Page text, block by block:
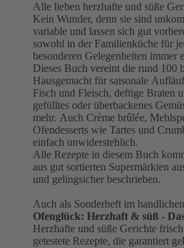
Alle lieben herzhafte und süße
Kein Wunder, denn sie sind
variable und lassen sich gut
sowohl in der Familienküche für
besonderen Gelegenheiten immer
Dieses Buch vereint die rund 100
Hausgemacht für saisonale
Fisch und Fleisch, deftige Braten
gefülltes oder überbackenes
mehr. Auch Crème brûlée,
Ofendesserts wie Tartes und
einfach unwiderstehlich.
Alle Rezepte in diesem Buch
aus gut sortierten Supermärkten
und gelingsicher beschrieben.
Auch als Sonderheft im
Ofenglück: Herzhaft & süß -
Herzhafte und süße Gerichte
getestete Rezepte, die garantiert